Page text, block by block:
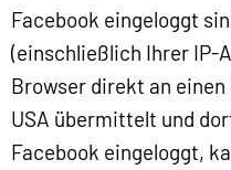
Facebook eingeloggt
(einschließlich Ihrer IP-
Browser direkt an
USA übermittelt und
Facebook eingeloggt,